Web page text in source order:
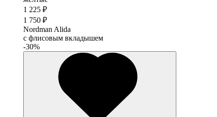
1 225 ₽
1 750 ₽
Nordman Alida
с флисовым вкладышем
-30%